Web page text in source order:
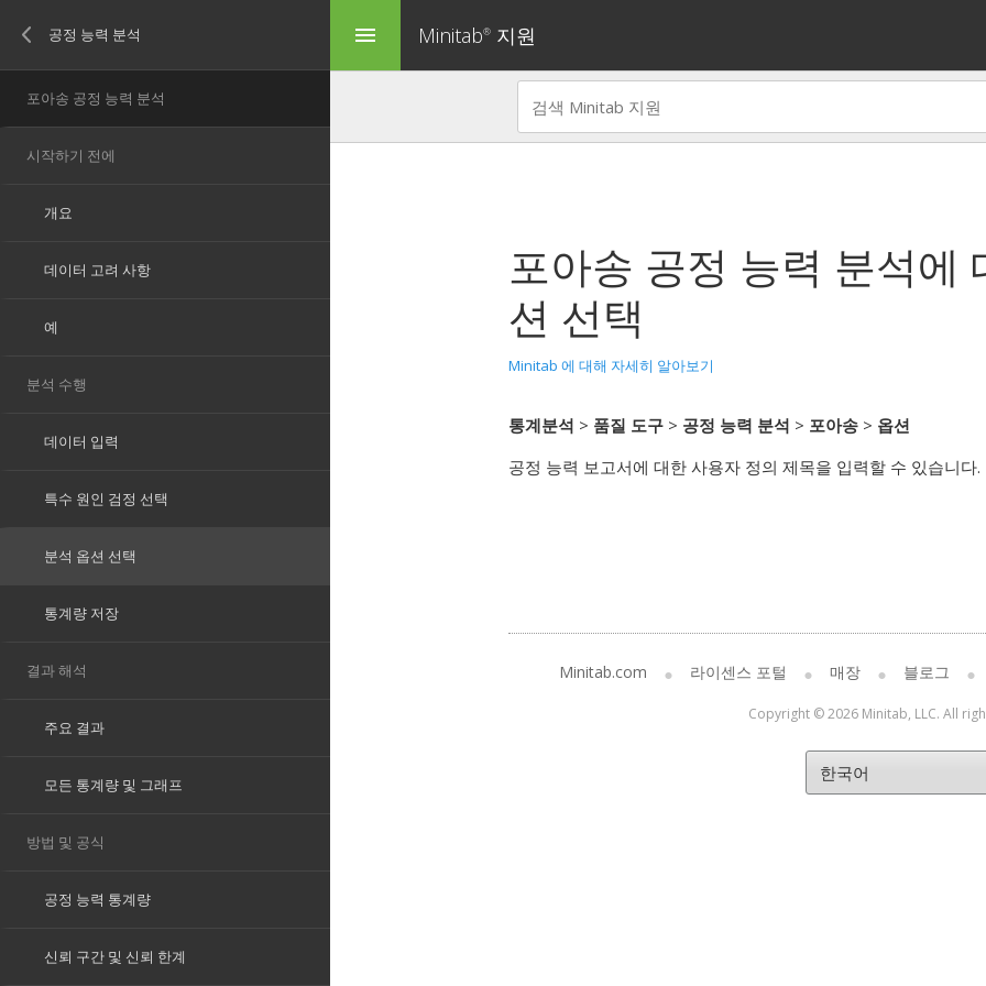
menu Minitab® 지원
포아송 공정 능력 분석에
션 선택
Minitab 에 대해 자세히 알아보기
통계분석 > 품질 도구 > 공정 능력 분석 > 포아송 > 옵션
공정 능력 보고서에 대한 사용자 정의 제목을 입력할 수 있습니다.
Minitab.com 라이센스 포털 매장 블로그
Copyright © 2026 Minitab, LLC. All